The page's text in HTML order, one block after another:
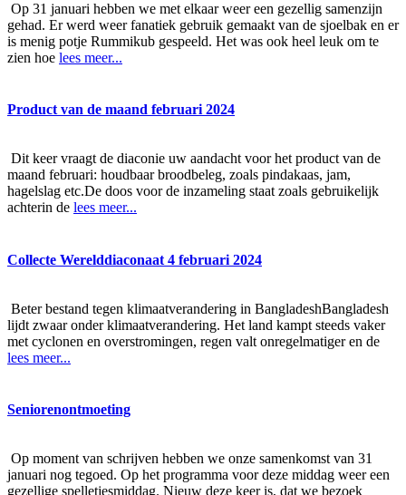
Op 31 januari hebben we met elkaar weer een gezellig samenzijn
gehad. Er werd weer fanatiek gebruik gemaakt van de sjoelbak en er
is menig potje Rummikub gespeeld. Het was ook heel leuk om te
zien hoe lees meer...
Product van de maand februari 2024
Dit keer vraagt de diaconie uw aandacht voor het product van de
maand februari: houdbaar broodbeleg, zoals pindakaas, jam,
hagelslag etc.De doos voor de inzameling staat zoals gebruikelijk
achterin de lees meer...
Collecte Werelddiaconaat 4 februari 2024
Beter bestand tegen klimaatverandering in BangladeshBangladesh
lijdt zwaar onder klimaatverandering. Het land kampt steeds vaker
met cyclonen en overstromingen, regen valt onregelmatiger en de
lees meer...
Seniorenontmoeting
Op moment van schrijven hebben we onze samenkomst van 31
januari nog tegoed. Op het programma voor deze middag weer een
gezellige spelletjesmiddag. Nieuw deze keer is, dat we bezoek